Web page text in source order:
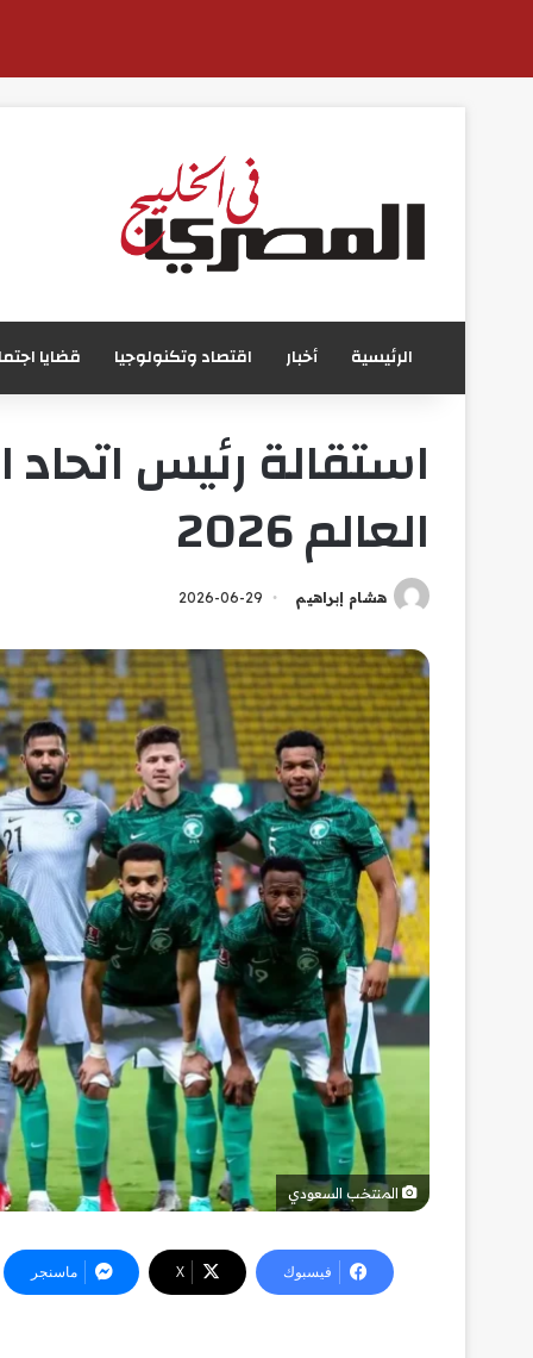
الرئيسية أخبار اقتصاد وتكنولوجيا قضايا
استقالة رئيس
العالم 2026
هشام إبراهيم 2026-06-29
المنتخب السعودي
فيسبوك ‫X ماسنجر